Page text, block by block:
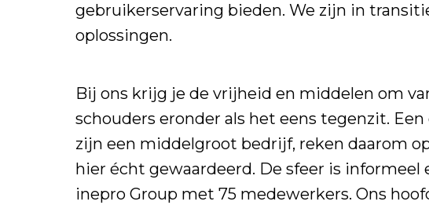
gebruikerservaring bieden. We zijn in
oplossingen.
Bij ons krijg je de vrijheid en middelen om
schouders eronder als het eens tegenzit.
zijn een middelgroot bedrijf, reken daarom
hier écht gewaardeerd. De sfeer is
inepro Group met 75 medewerkers. Ons